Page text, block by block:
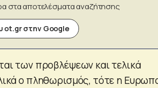
στα αποτελέσματα αναζήτησης
ot.gr στην Google
των προβλέψεων και τελικά
ο πληθωρισμός, τότε η